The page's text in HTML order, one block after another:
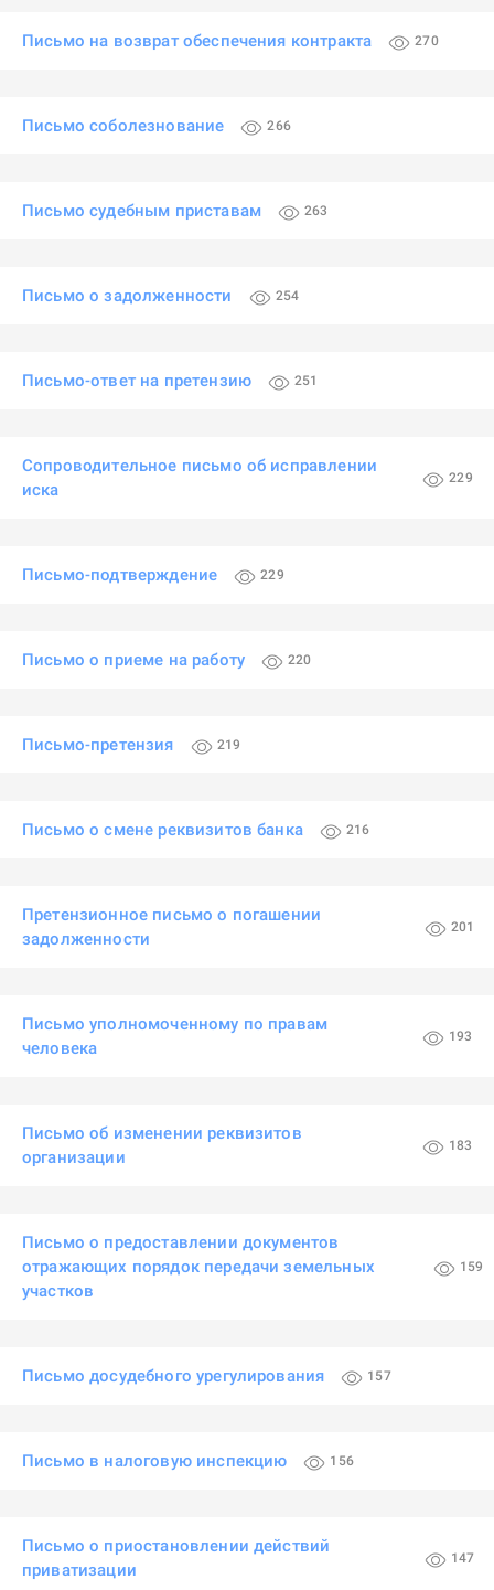
Письмо на возврат обеспечения контракта 270
Письмо соболезнование 266
Письмо судебным приставам 263
Письмо о задолженности 254
Письмо-ответ на претензию 251
Сопроводительное письмо об исправлении
иска
229
Письмо-подтверждение 229
Письмо о приеме на работу 220
Письмо-претензия 219
Письмо о смене реквизитов банка 216
Претензионное письмо о погашении
задолженности
201
Письмо уполномоченному по правам
человека
193
Письмо об изменении реквизитов
организации
183
Письмо о предоставлении документов
отражающих порядок передачи земельных
участков
159
Письмо досудебного урегулирования 157
Письмо в налоговую инспекцию 156
Письмо о приостановлении действий
приватизации
147